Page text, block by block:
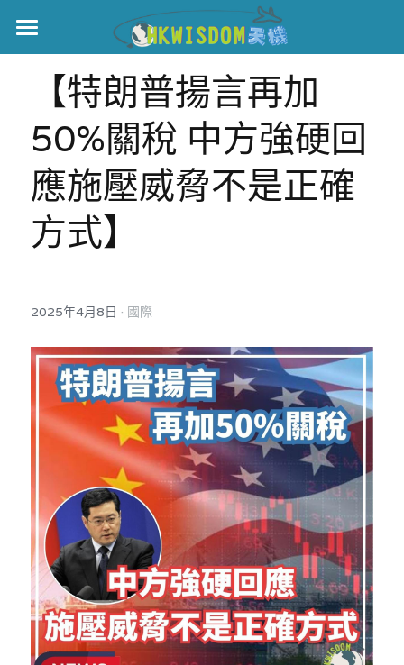
主頁
世界盃
伊美戰爭
黎智英案
正本清源•黎智英案
宏福火災
宏福苑聽證會
宏福火災正視聽
記錄．宏福苑火災
中國
國際
娛樂
反華推手你要知
反華推手懶人包
民主派騙案十式
反華推手起底
美西霸凌內幕
美西極權主義
KOL 專欄
林淑芳專欄
屈穎妍專欄
朱庭萱專欄
莫綺琪專欄
絕密法庭檔案
醫院口岸爆炸案
屠龍小隊案
黎智英案審訊
生活
吃喝玩指南
休閒好介紹
關於我們
人才招聘
搜索
【特朗普揚言再加
50%關稅 中方強硬回
應施壓威脅不是正確
方式】
2025年4月8日 · 國際